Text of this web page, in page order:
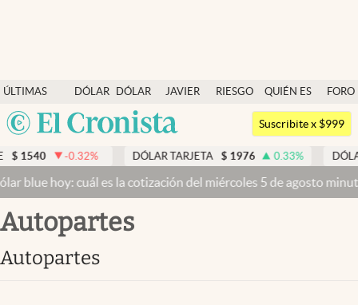
ÚLTIMAS
NOTICIAS
DÓLAR
DÓLAR
BLUE
JAVIER
RIESGO
QUIÉN ES
QUIÉN
FORO
Argentina
México
Dólar
Members
Economía y Política
Finanzas y Mercados
Mercados Online
Suscribite x $999
% DÓLAR TARJETA $ 1976 0.33 % DÓLAR MEP
es la cotización del miércoles 5 de agosto minuto a minuto
autopartes
autopartes